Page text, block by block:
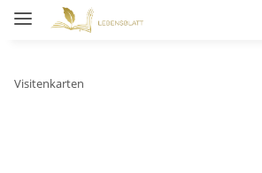
Visitenkarten